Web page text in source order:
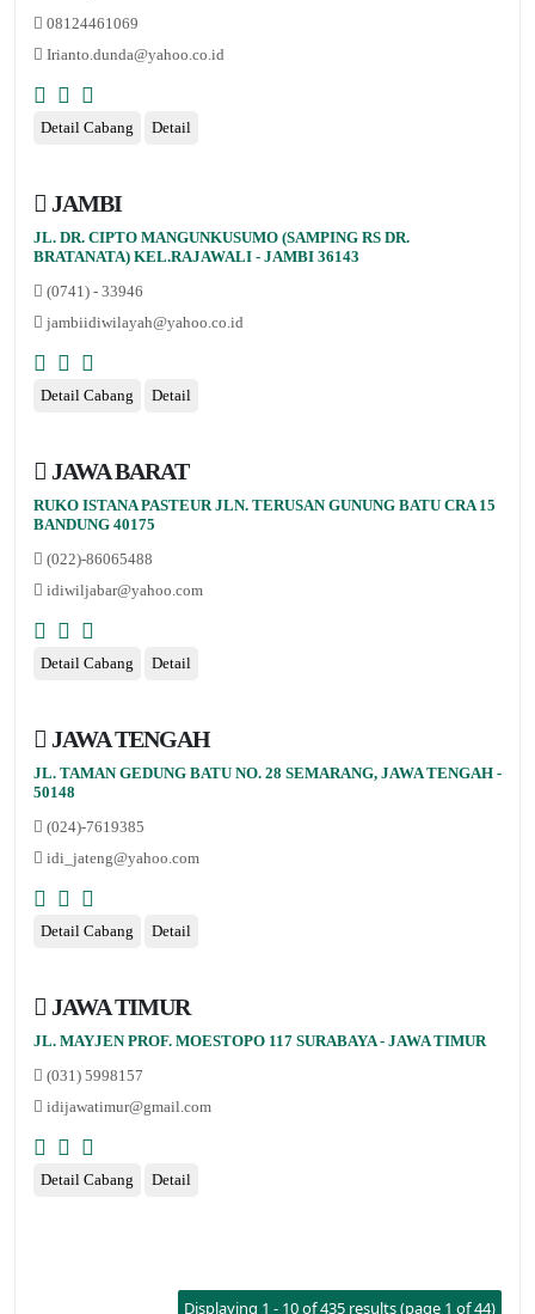
08124461069
Irianto.dunda@yahoo.co.id
Detail Cabang Detail
JAMBI
JL. DR. CIPTO MANGUNKUSUMO (SAMPING RS DR.
BRATANATA) KEL.RAJAWALI - JAMBI 36143
(0741) - 33946
jambiidiwilayah@yahoo.co.id
Detail Cabang Detail
JAWA BARAT
RUKO ISTANA PASTEUR JLN. TERUSAN GUNUNG BATU CRA 15
BANDUNG 40175
(022)-86065488
idiwiljabar@yahoo.com
Detail Cabang Detail
JAWA TENGAH
JL. TAMAN GEDUNG BATU NO. 28 SEMARANG, JAWA TENGAH -
50148
(024)-7619385
idi_jateng@yahoo.com
Detail Cabang Detail
JAWA TIMUR
JL. MAYJEN PROF. MOESTOPO 117 SURABAYA - JAWA TIMUR
(031) 5998157
idijawatimur@gmail.com
Detail Cabang Detail
Displaying 1 - 10 of 435 results (page 1 of 44)